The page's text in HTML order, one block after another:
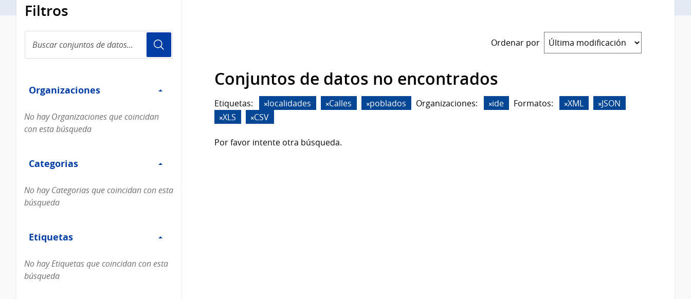
Filtros
conjuntos
de
Organizaciones
Organizaciones
No hay Organizaciones que coincidan
con esta búsqueda
Categorias
Categorias
No hay Categorias que coincidan con esta
búsqueda
Etiquetas
Etiquetas
No hay Etiquetas que coincidan con esta
búsqueda
Ordenar por
Conjuntos de datos no encontrados
Etiquetas: localidades Calles poblados Organizaciones: ide Formatos: XML
JSON
XLS
CSV
Por favor intente otra búsqueda.